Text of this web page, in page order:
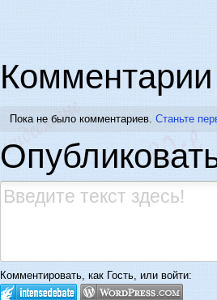
Комментарии
Пока не было комментариев. Станьте
Комментировать, как Гость, или войти: